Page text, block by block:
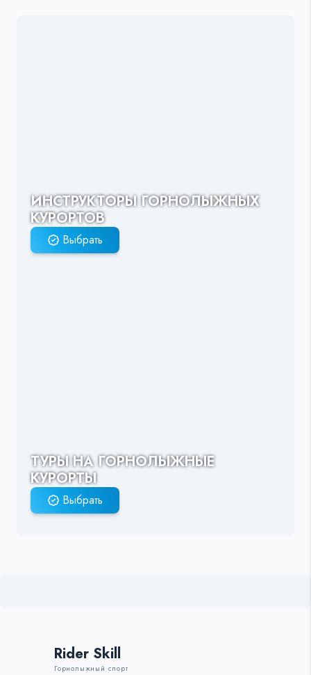
ИНСТРУКТОРЫ ГОРНОЛЫЖНЫХ
КУРОРТОВ
Выбрать
ТУРЫ НА ГОРНОЛЫЖНЫЕ
КУРОРТЫ
Выбрать
Rider Skill
Горнолыжный спорт